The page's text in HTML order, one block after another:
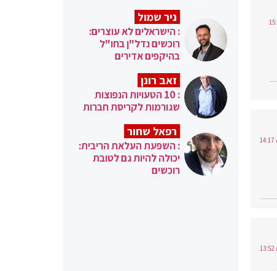
ניר שמול
: הישראלים לא עוצרים:
רוכשים נדל"ן בחו"ל
בהיקפים אדירים
זאב רונן
: 10 הטעויות הנפוצות
שגורמות לקריסת חברות
רפאל שחור
: השפעת העלאת הריבית:
יכולה להיות גם לטובת
רוכשים